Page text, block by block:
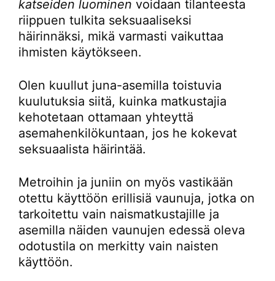
katseiden luominen voidaan tilanteesta
riippuen tulkita seksuaaliseksi
häirinnäksi, mikä varmasti vaikuttaa
ihmisten käytökseen.
Olen kuullut juna-asemilla toistuvia
kuulutuksia siitä, kuinka matkustajia
kehotetaan ottamaan yhteyttä
asemahenkilökuntaan, jos he kokevat
seksuaalista häirintää.
Metroihin ja juniin on myös vastikään
otettu käyttöön erillisiä vaunuja, jotka on
tarkoitettu vain naismatkustajille ja
asemilla näiden vaunujen edessä oleva
odotustila on merkitty vain naisten
käyttöön.